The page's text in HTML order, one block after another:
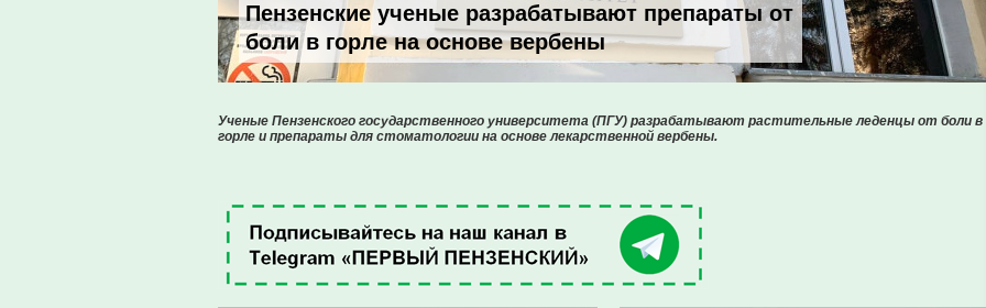
Пензенские ученые разрабатывают препараты от
боли в горле на основе вербены
Ученые Пензенского государственного университета (ПГУ) разрабатывают растительные леденцы от боли в
горле и препараты для стоматологии на основе лекарственной вербены.